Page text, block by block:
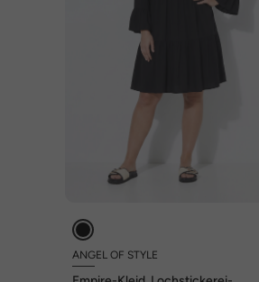
ANGEL OF STYLE